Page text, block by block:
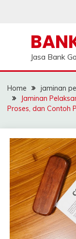
Jasa Bank
Home
jaminan
Jaminan
Proses, dan Contoh